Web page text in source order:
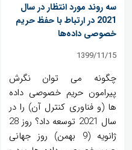
سه روند مورد انتظار در سال
2021 در ارتباط با حفظ حریم
خصوصی داده‌ها
1399/11/15
چگونه می توان نگرش
پیرامون حریم خصوصی داده
ها (و فناوری کنترل آن) را در
سال 2021 توسعه داد؟ روز 28
ژانویه (9 بهمن) روز جهانی